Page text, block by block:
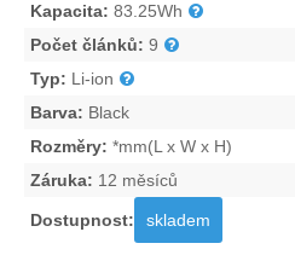
Kapacita: 83.25Wh
Počet článků: 9
Typ: Li-ion
Barva: Black
Rozměry: *mm(L x W x H)
Záruka: 12 měsíců
Dostupnost: skladem